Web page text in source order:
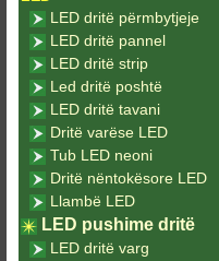
LED dritë përmbytjeje
LED dritë pannel
LED dritë strip
Led dritë poshtë
LED dritë tavani
Dritë varëse LED
Tub LED neoni
Dritë nëntokësore LED
Llambë LED
LED pushime dritë
LED dritë varg